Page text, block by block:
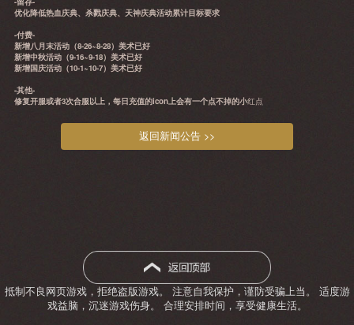
优化降低热血庆典、杀戮庆典、天神庆典活动累计目标要求
-付费-
新增八月末活动（8-26~8-28）美术已好
新增中秋活动（9-16~9-18）美术已好
新增国庆活动（10-1~10-7）美术已好
-其他-
修复开服或者3次合服以上，每日充值的icon上会有一个点不掉的小红点
返回新闻公告 >>
抵制不良网页游戏，拒绝盗版游戏。 注意自我保护，谨防受骗上当。 适度游
戏益脑，沉迷游戏伤身。 合理安排时间，享受健康生活。